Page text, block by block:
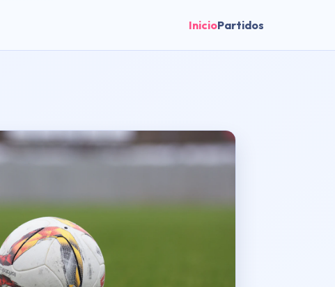
InicioPartidos